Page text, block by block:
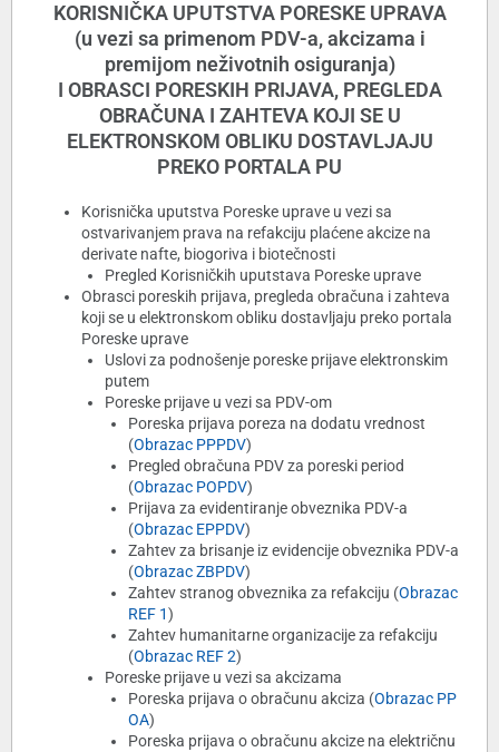
KORISNIČKA UPUTSTVA PORESKE UPRAVA
(u vezi sa primenom PDV-a, akcizama i
premijom neživotnih osiguranja)
I OBRASCI PORESKIH PRIJAVA, PREGLEDA
OBRAČUNA I ZAHTEVA KOJI SE U
ELEKTRONSKOM OBLIKU DOSTAVLJAJU
PREKO PORTALA PU
Korisnička uputstva Poreske uprave u vezi sa
ostvarivanjem prava na refakciju plaćene akcize na
derivate nafte, biogoriva i biotečnosti
Pregled Korisničkih uputstava Poreske uprave
Obrasci poreskih prijava, pregleda obračuna i zahteva
koji se u elektronskom obliku dostavljaju preko portala
Poreske uprave
Uslovi za podnošenje poreske prijave elektronskim
putem
Poreske prijave u vezi sa PDV-om
Poreska prijava poreza na dodatu vrednost
(Obrazac PPPDV)
Pregled obračuna PDV za poreski period
(Obrazac POPDV)
Prijava za evidentiranje obveznika PDV-a
(Obrazac EPPDV)
Zahtev za brisanje iz evidencije obveznika PDV-a
(Obrazac ZBPDV)
Zahtev stranog obveznika za refakciju (Obrazac
REF 1)
Zahtev humanitarne organizacije za refakciju
(Obrazac REF 2)
Poreske prijave u vezi sa akcizama
Poreska prijava o obračunu akciza (Obrazac PP
OA)
Poreska prijava o obračunu akcize na električnu